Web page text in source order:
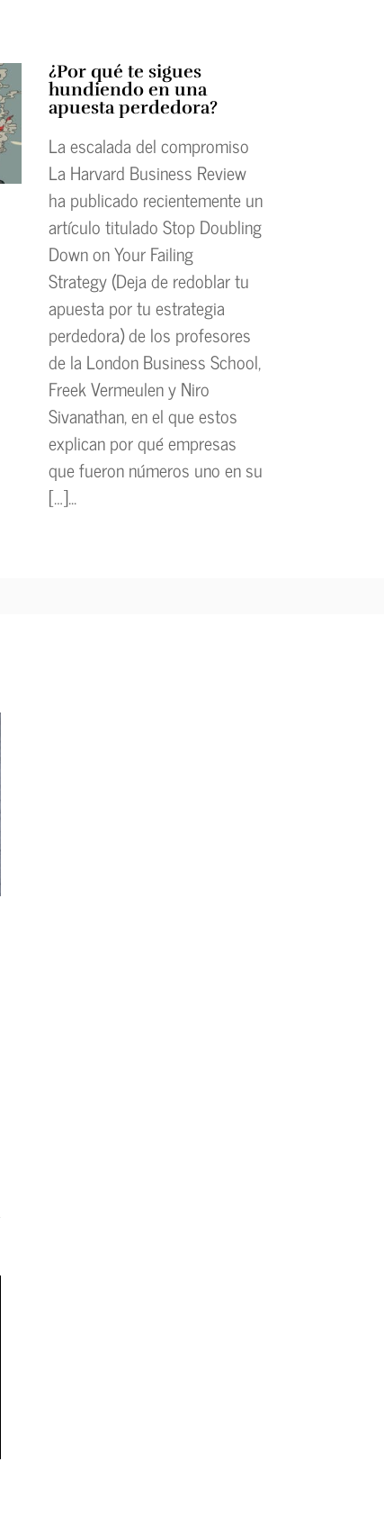
¿Por qué te sigues
hundiendo en una
apuesta perdedora?
La escalada del compromiso
La Harvard Business Review
ha publicado recientemente un
artículo titulado Stop Doubling
Down on Your Failing
Strategy (Deja de redoblar tu
apuesta por tu estrategia
perdedora) de los profesores
de la London Business School,
Freek Vermeulen y Niro
Sivanathan, en el que estos
explican por qué empresas
que fueron números uno en su
[…]...